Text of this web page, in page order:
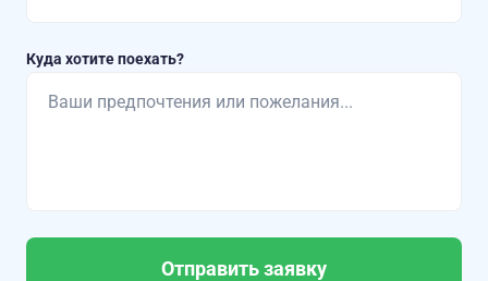
Куда хотите поехать?
Отправить заявку